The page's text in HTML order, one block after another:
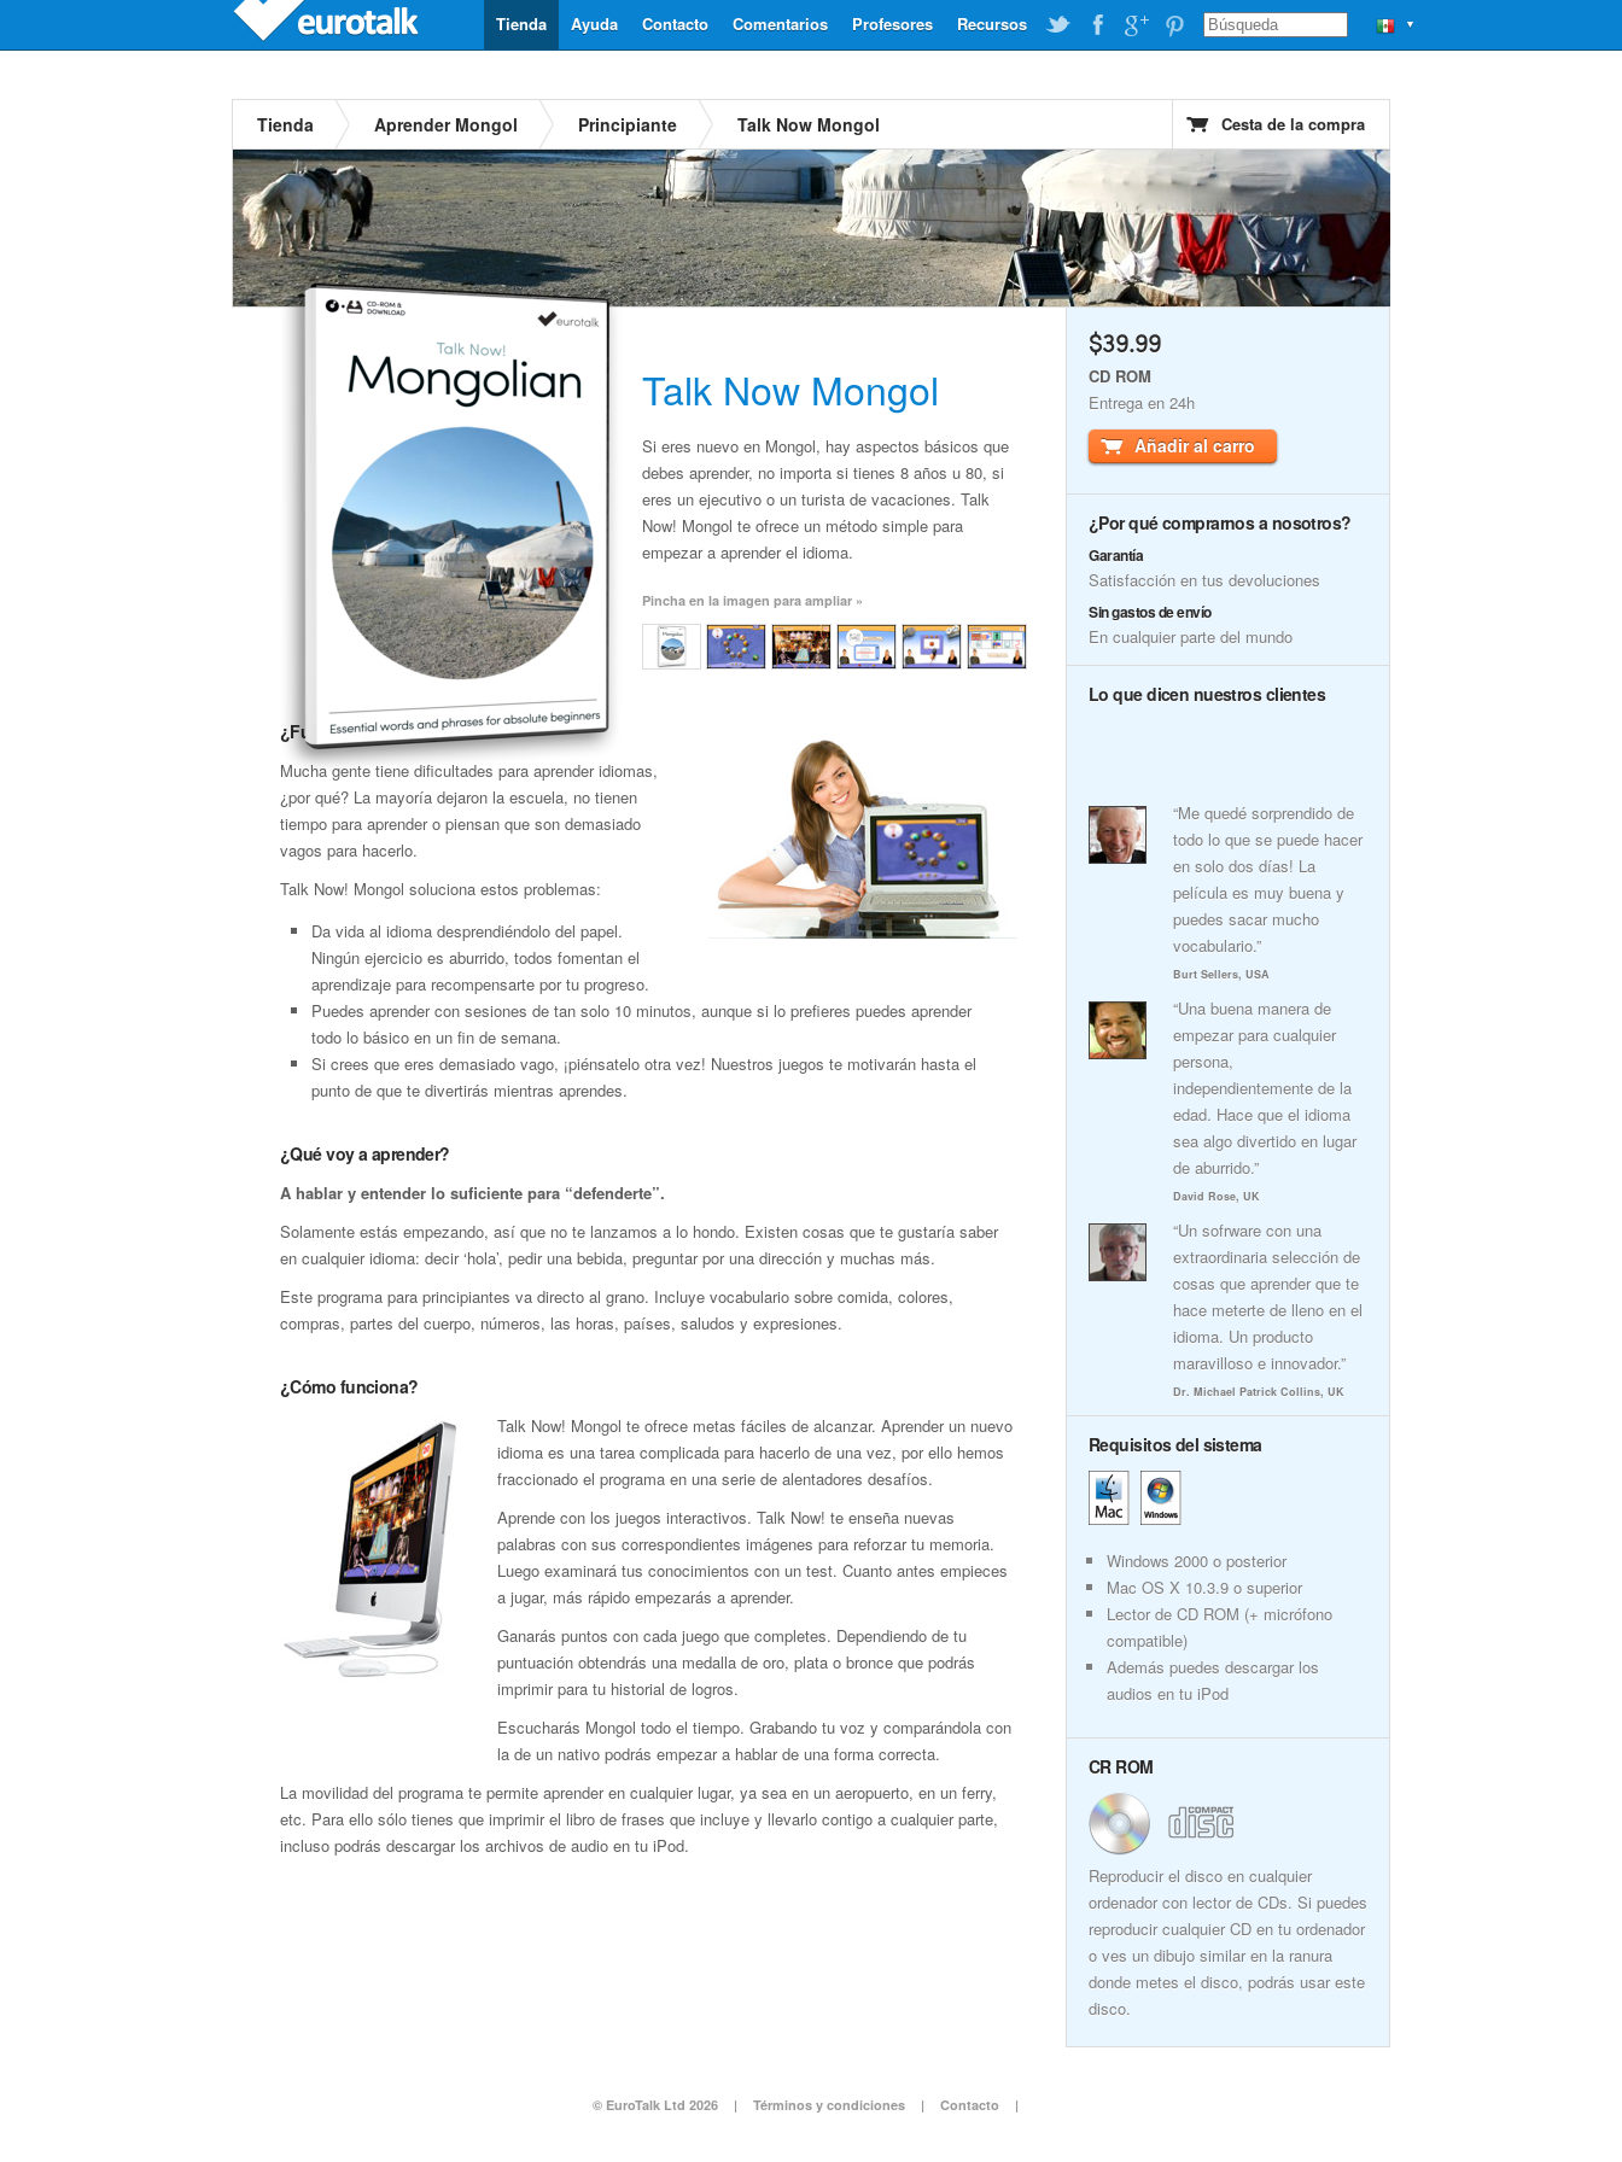
▼
Recursos
Profesores
Comentarios
Contacto
Ayuda
Tienda
Tienda Aprender Mongol Principiante Talk Now Mongol Cesta de la compra
Talk Now Mongol
Si eres nuevo en Mongol, hay aspectos básicos que
debes aprender, no importa si tienes 8 años u 80, si
eres un ejecutivo o un turista de vacaciones. Talk
Now! Mongol te ofrece un método simple para
empezar a aprender el idioma.
Pincha en la imagen para ampliar »
¿Funcionará conmigo?
Mucha gente tiene dificultades para aprender idiomas,
¿por qué? La mayoría dejaron la escuela, no tienen
tiempo para aprender o piensan que son demasiado
vagos para hacerlo.
Talk Now! Mongol soluciona estos problemas:
Da vida al idioma desprendiéndolo del papel.
Ningún ejercicio es aburrido, todos fomentan el
aprendizaje para recompensarte por tu progreso.
Puedes aprender con sesiones de tan solo 10 minutos, aunque si lo prefieres puedes aprender
todo lo básico en un fin de semana.
Si crees que eres demasiado vago, ¡piénsatelo otra vez! Nuestros juegos te motivarán hasta el
punto de que te divertirás mientras aprendes.
¿Qué voy a aprender?
A hablar y entender lo suficiente para “defenderte”.
Solamente estás empezando, así que no te lanzamos a lo hondo. Existen cosas que te gustaría saber
en cualquier idioma: decir ‘hola’, pedir una bebida, preguntar por una dirección y muchas más.
Este programa para principiantes va directo al grano. Incluye vocabulario sobre comida, colores,
compras, partes del cuerpo, números, las horas, países, saludos y expresiones.
¿Cómo funciona?
Talk Now! Mongol te ofrece metas fáciles de alcanzar. Aprender un nuevo
idioma es una tarea complicada para hacerlo de una vez, por ello hemos
fraccionado el programa en una serie de alentadores desafíos.
Aprende con los juegos interactivos. Talk Now! te enseña nuevas
palabras con sus correspondientes imágenes para reforzar tu memoria.
Luego examinará tus conocimientos con un test. Cuanto antes empieces
a jugar, más rápido empezarás a aprender.
Ganarás puntos con cada juego que completes. Dependiendo de tu
puntuación obtendrás una medalla de oro, plata o bronce que podrás
imprimir para tu historial de logros.
Escucharás Mongol todo el tiempo. Grabando tu voz y comparándola con
la de un nativo podrás empezar a hablar de una forma correcta.
La movilidad del programa te permite aprender en cualquier lugar, ya sea en un aeropuerto, en un ferry,
etc. Para ello sólo tienes que imprimir el libro de frases que incluye y llevarlo contigo a cualquier parte,
incluso podrás descargar los archivos de audio en tu iPod.
$39.99
CD ROM
Entrega en 24h
Añadir al carro
¿Por qué comprarnos a nosotros?
Garantía
Satisfacción en tus devoluciones
Sin gastos de envío
En cualquier parte del mundo
Lo que dicen nuestros clientes
“Me quedé sorprendido de
todo lo que se puede hacer
en solo dos días! La
película es muy buena y
puedes sacar mucho
vocabulario.”
Burt Sellers, USA
“Una buena manera de
empezar para cualquier
persona,
independientemente de la
edad. Hace que el idioma
sea algo divertido en lugar
de aburrido.”
David Rose, UK
“Un sofrware con una
extraordinaria selección de
cosas que aprender que te
hace meterte de lleno en el
idioma. Un producto
maravilloso e innovador.”
Dr. Michael Patrick Collins, UK
Requisitos del sistema
Windows 2000 o posterior
Mac OS X 10.3.9 o superior
Lector de CD ROM (+ micrófono
compatible)
Además puedes descargar los
audios en tu iPod
CR ROM
Reproducir el disco en cualquier
ordenador con lector de CDs. Si puedes
reproducir cualquier CD en tu ordenador
o ves un dibujo similar en la ranura
donde metes el disco, podrás usar este
disco.
© EuroTalk Ltd 2026 | Términos y condiciones | Contacto |